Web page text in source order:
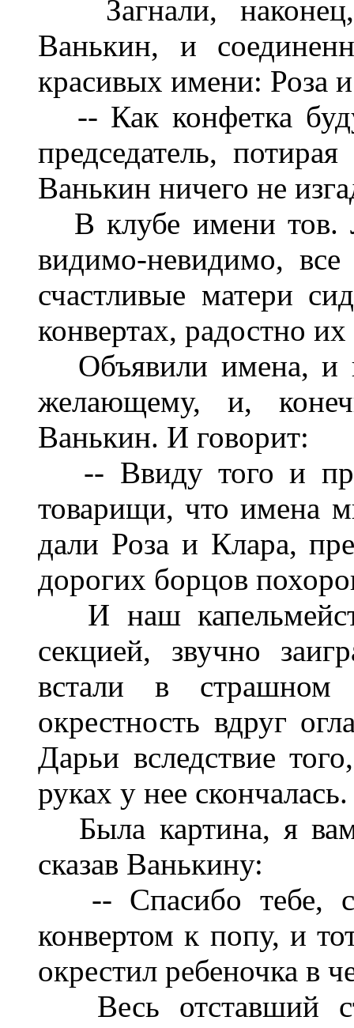
Загнали,
Ванькин, и
красивых имени: Роза
-- Как конфетка
председатель,
Ванькин ничего не
В клубе имени тов.
видимо-невидимо,
счастливые матери
конвертах, радостно их
Объявили имена, и
желающему, и,
Ванькин. И говорит:
-- Ввиду того и
товарищи, что имена
дали Роза и Клара,
дорогих борцов
И наш
секцией, звучно
встали в
окрестность вдруг
Дарьи вследствие
руках у нее скончалась.
Была картина, я
сказав Ванькину:
-- Спасибо тебе,
конвертом к попу, и
окрестил ребеночка в
Весь отставший